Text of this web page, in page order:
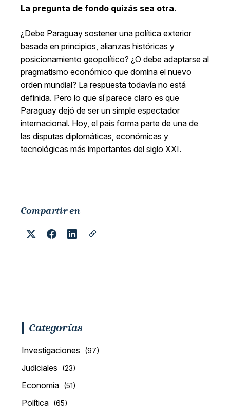
La pregunta de fondo quizás sea otra.
¿Debe Paraguay sostener una política exterior
basada en principios, alianzas históricas y
posicionamiento geopolítico? ¿O debe adaptarse al
pragmatismo económico que domina el nuevo
orden mundial? La respuesta todavía no está
definida. Pero lo que sí parece claro es que
Paraguay dejó de ser un simple espectador
internacional. Hoy, el país forma parte de una de
las disputas diplomáticas, económicas y
tecnológicas más importantes del siglo XXI.
Compartir en
Categorías
Investigaciones (97)
Judiciales (23)
Economía (51)
Política (65)